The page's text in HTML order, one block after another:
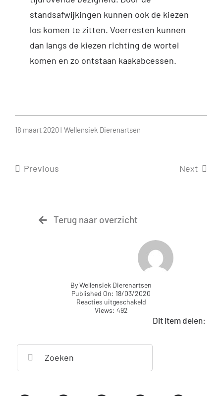
standsafwijkingen kunnen ook de kiezen
los komen te zitten. Voerresten kunnen
dan langs de kiezen richting de wortel
komen en zo ontstaan kaakabcessen.
18 maart 2020 | Wellensiek Dierenartsen
Previous Next
Terug naar overzicht
ByWellensiek Dierenartsen
Published On: 18/03/2020
Reacties uitgeschakeldvoor
konijn
Views: 492
Dit item delen: